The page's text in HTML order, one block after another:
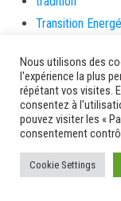
Transition
Travail
Travaux
Travaux THD
travaux utiles
TSUNAMI
TZCLD
Nous utilisons des
l'expérience la plus
répétant vos visites.
consentez à
pouvez visiter les «
consentement
Cookie Settings